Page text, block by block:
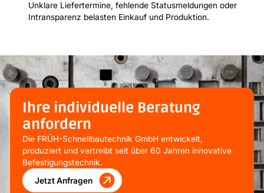
Unklare Liefertermine, fehlende Statusmeldungen oder
Intransparenz belasten Einkauf und Produktion.
Ihre individuelle Beratung
anfordern
Die FRÜH-Schnellbautechnik GmbH entwickelt,
produziert und vertreibt seit über 60 Jahren innovative
Befestigungstechnik.
Jetzt Anfragen